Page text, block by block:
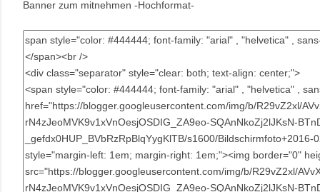
Banner zum mitnehmen -Hochformat-